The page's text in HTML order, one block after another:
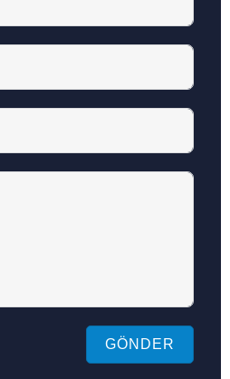
GÖNDER